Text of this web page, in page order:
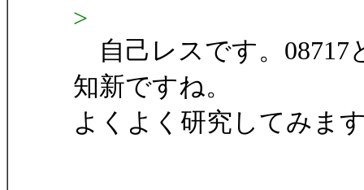
>
自己レスです。08717
知新ですね。
よくよく研究してみま